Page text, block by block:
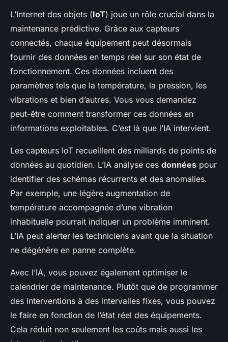
L’Internet des objets (IoT) joue un rôle crucial dans la
maintenance prédictive. Grâce aux capteurs
connectés, chaque équipement peut désormais
fournir des données en temps réel sur son état de
fonctionnement. Ces données incluent des
paramètres tels que la température, la pression, les
vibrations et bien d’autres. Vous vous demandez
peut-être comment transformer ces données en
informations exploitables. C’est là que l’IA intervient.
Les capteurs IoT recueillent des milliards de points de
données au quotidien. L’IA analyse ces données pour
identifier des schémas récurrents et des anomalies.
Par exemple, une légère augmentation de
température accompagnée d’une vibration
inhabituelle pourrait indiquer un problème imminent.
L’IA peut alerter les techniciens avant que la situation
ne dégénère en panne complète.
Avec l’IA, vous pouvez également optimiser le
calendrier de maintenance. Plutôt que de programmer
des interventions à des intervalles fixes, vous pouvez
le faire en fonction de l’état réel des équipements.
Cela réduit non seulement les coûts mais aussi les